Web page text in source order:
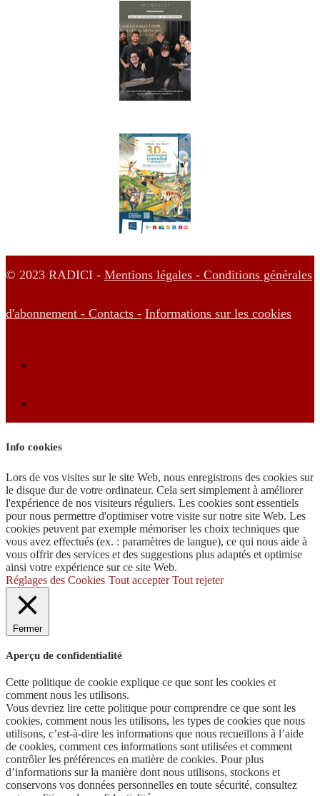
© 2023 RADICI - Mentions légales - Conditions générales
d'abonnement - Contacts - Informations sur les cookies
Info cookies
Lors de vos visites sur le site Web, nous enregistrons des cookies sur
le disque dur de votre ordinateur. Cela sert simplement à améliorer
l'expérience de nos visiteurs réguliers. Les cookies sont essentiels
pour nous permettre d'optimiser votre visite sur notre site Web. Les
cookies peuvent par exemple mémoriser les choix techniques que
vous avez effectués (ex. : paramètres de langue), ce qui nous aide à
vous offrir des services et des suggestions plus adaptés et optimise
ainsi votre expérience sur ce site Web.
Réglages des Cookies Tout accepter Tout rejeter
Fermer
Aperçu de confidentialité
Cette politique de cookie explique ce que sont les cookies et
comment nous les utilisons.
Vous devriez lire cette politique pour comprendre ce que sont les
cookies, comment nous les utilisons, les types de cookies que nous
utilisons, c’est-à-dire les informations que nous recueillons à l’aide
de cookies, comment ces informations sont utilisées et comment
contrôler les préférences en matière de cookies. Pour plus
d’informations sur la manière dont nous utilisons, stockons et
conservons vos données personnelles en toute sécurité, consultez